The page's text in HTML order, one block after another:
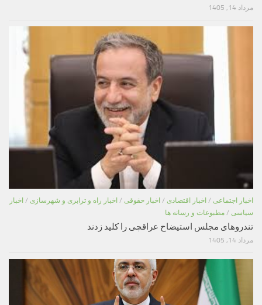
مرداد 14, 1405
اخبار اجتماعی / اخبار اقتصادی / اخبار حقوقی / اخبار راه و ترابری و شهرسازی / اخبار
سیاسی / مطبوعات و رسانه ها
تندروهای مجلس استیضاح عراقچی را کلید زدند
مرداد 14, 1405